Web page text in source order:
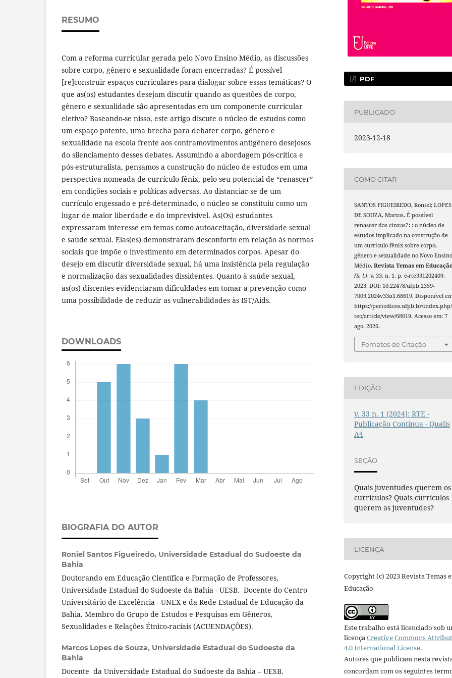
RESUMO
Com a reforma curricular gerada pelo Novo Ensino Médio, as discussões
sobre corpo, gênero e sexualidade foram encerradas? É possível
[re]construir espaços curriculares para dialogar sobre essas temáticas? O
que as(os) estudantes desejam discutir quando as questões de corpo,
gênero e sexualidade são apresentadas em um componente curricular
eletivo? Baseando-se nisso, este artigo discute o núcleo de estudos como
um espaço potente, uma brecha para debater corpo, gênero e
sexualidade na escola frente aos contramovimentos antigênero desejosos
do silenciamento desses debates. Assumindo a abordagem pós-crítica e
pós-estruturalista, pensamos a construção do núcleo de estudos em uma
perspectiva nomeada de currículo-fênix, pelo seu potencial de “renascer”
em condições sociais e políticas adversas. Ao distanciar-se de um
currículo engessado e pré-determinado, o núcleo se constituiu como um
lugar de maior liberdade e do imprevisível. As(Os) estudantes
expressaram interesse em temas como autoaceitação, diversidade sexual
e saúde sexual. Elas(es) demonstraram desconforto em relação às normas
sociais que impõe o investimento em determinados corpos. Apesar do
desejo em discutir diversidade sexual, há uma insistência pela regulação
e normalização das sexualidades dissidentes. Quanto à saúde sexual,
as(os) discentes evidenciaram dificuldades em tomar a prevenção como
uma possibilidade de reduzir as vulnerabilidades às IST/Aids.
DOWNLOADS
BIOGRAFIA DO AUTOR
Roniel Santos Figueiredo, Universidade Estadual do Sudoeste da
Bahia
Doutorando em Educação Científica e Formação de Professores,
Universidade Estadual do Sudoeste da Bahia - UESB. Docente do Centro
Universitário de Excelência - UNEX e da Rede Estadual de Educação da
Bahia. Membro do Grupo de Estudos e Pesquisas em Gêneros,
Sexualidades e Relações Étnico-raciais (ACUENDAÇÕES).
Marcos Lopes de Souza, Universidade Estadual do Sudoeste da
Bahia
Docente da Universidade Estadual do Sudoeste da Bahia – UESB.
PDF
PUBLICADO
2023-12-18
COMO CITAR
SANTOS FIGUEIREDO, Roniel; LOPES
DE SOUZA, Marcos. É possível
renascer das cinzas?: : o núcleo de
estudos implicado na construção de
um currículo-fênix sobre corpo,
gênero e sexualidade no Novo Ensino
Médio.Revista Temas em
[S. l.], v. 33, n. 1, p. e-rte331202409,
2023. DOI: 10.22478/ufpb.2359-
7003.2024v33n1.68619. Disponível
https://periodicos.ufpb.br/
teo/article/view/68619. Acesso em: 7
ago. 2026.
Fomatos de Citação
EDIÇÃO
v. 33 n. 1 (2024): RTE -
Publicação Contínua - Qualis
A4
SEÇÃO
Quais juventudes querem os
currículos? Quais currículos
querem as juventudes?
LICENÇA
Copyright (c) 2023 Revista Temas
Educação
Este trabalho está licenciado sob
licençaCreative Commons
4.0 International License.
Autores que publicam nesta
concordam com os seguintes